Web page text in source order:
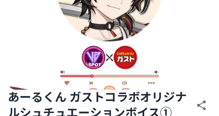
あーるくん ガストコラボオリジナ